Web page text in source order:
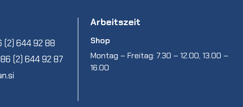
(2) 644 92 88
(2) 644 92 87
Arbeitszeit
Shop
Montag – Freitag: 7.30 – 12.00, 13.00 –
16.00